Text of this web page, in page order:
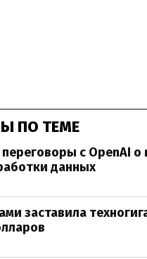
ПО ТЕМЕ
с OpenAI
данных
заставила